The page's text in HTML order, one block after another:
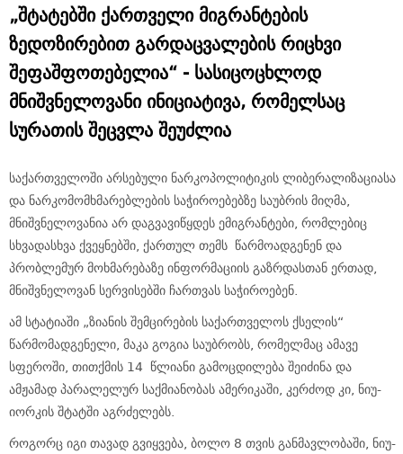
„შტატებში ქართველი მიგრანტების
ზედოზირებით გარდაცვალების რიცხვი
შეფაშფოთებელია“ - სასიცოცხლოდ
მნიშვნელოვანი ინიციატივა, რომელსაც
სურათის შეცვლა შეუძლია
საქართველოში არსებული ნარკოპოლიტიკის ლიბერალიზაციასა
და ნარკომომხმარებლების საჭიროებებზე საუბრის მიღმა,
მნიშვნელოვანია არ დაგვავიწყდეს ემიგრანტები, რომლებიც
სხვადასხვა ქვეყნებში, ქართულ თემს წარმოადგენენ და
პრობლემურ მოხმარებაზე ინფორმაციის გაზრდასთან ერთად,
მნიშვნელოვან სერვისებში ჩართვას საჭიროებენ.
ამ სტატიაში „ზიანის შემცირების საქართველოს ქსელის“
წარმომადგენელი, მაკა გოგია საუბრობს, რომელმაც ამავე
სფეროში, თითქმის 14 წლიანი გამოცდილება შეიძინა და
ამჟამად პარალელურ საქმიანობას ამერიკაში, კერძოდ კი, ნიუ-
იორკის შტატში აგრძელებს.
როგორც იგი თავად გვიყვება, ბოლო 8 თვის განმავლობაში, ნიუ-